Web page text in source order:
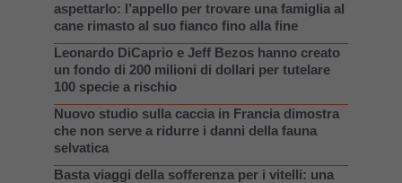
aspettarlo: l’appello per trovare una famiglia al
cane rimasto al suo fianco fino alla fine
Leonardo DiCaprio e Jeff Bezos hanno creato
un fondo di 200 milioni di dollari per tutelare
100 specie a rischio
Nuovo studio sulla caccia in Francia dimostra
che non serve a ridurre i danni della fauna
selvatica
Basta viaggi della sofferenza per i vitelli: una